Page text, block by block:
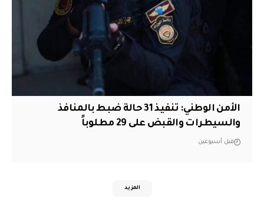
الأمن الوطني: تنفيذ 31 حالة ضبط بالمنافذ
والسيطرات والقبض على 29 مطلوباً
قبل أسبوعين
المزيد